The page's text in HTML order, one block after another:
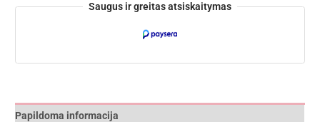
Saugus ir greitas atsiskaitymas
Papildoma informacija